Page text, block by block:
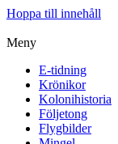
Hoppa till innehåll
Meny
E-tidning
Krönikor
Kolonihistoria
Följetong
Flygbilder